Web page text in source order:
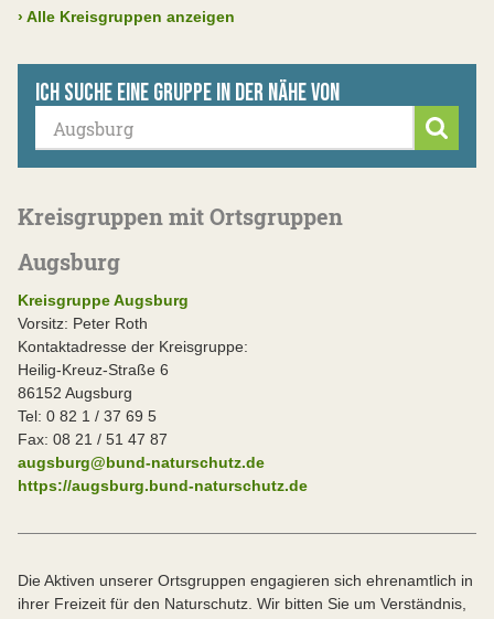
› Alle Kreisgruppen anzeigen
Ich suche eine Gruppe in der Nähe von
Kreisgruppen mit Ortsgruppen
Augsburg
Kreisgruppe Augsburg
Vorsitz: Peter Roth
Kontaktadresse der Kreisgruppe:
Heilig-Kreuz-Straße 6
86152 Augsburg
Tel: 0 82 1 / 37 69 5
Fax: 08 21 / 51 47 87
augsburg@bund-naturschutz.de
https://augsburg.bund-naturschutz.de
Die Aktiven unserer Ortsgruppen engagieren sich ehrenamtlich in
ihrer Freizeit für den Naturschutz. Wir bitten Sie um Verständnis,